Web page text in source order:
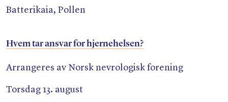
Batterikaia, Pollen
Hvem tar ansvar for hjernehelsen?
Arrangeres av Norsk nevrologisk forening
Torsdag 13. august